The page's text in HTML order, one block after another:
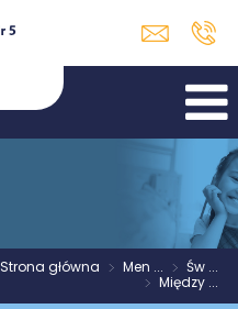
Strona główna > Men ... > Św ...
> Między ...